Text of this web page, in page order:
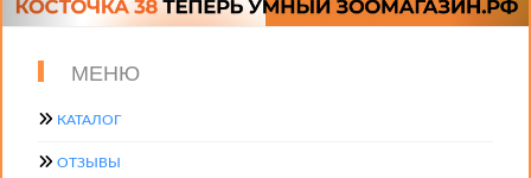
МЕНЮ
КАТАЛОГ
ОТЗЫВЫ